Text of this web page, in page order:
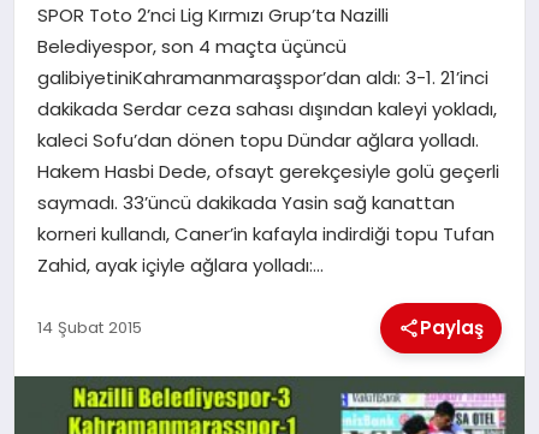
SAĞLIK
GENEL
SPOR
İLÇE HABERLERI
DÜNYA
İLETIŞIM
YAZARLAR
SPOR Toto 2’nci Lig Kırmızı Grup’ta Nazilli
Belediyespor, son 4 maçta üçüncü
galibiyetiniKahramanmaraşspor’dan aldı: 3-1. 21’inci
dakikada Serdar ceza sahası dışından kaleyi yokladı,
kaleci Sofu’dan dönen topu Dündar ağlara yolladı.
Hakem Hasbi Dede, ofsayt gerekçesiyle golü geçerli
saymadı. 33’üncü dakikada Yasin sağ kanattan
korneri kullandı, Caner’in kafayla indirdiği topu Tufan
Zahid, ayak içiyle ağlara yolladı:…
14 Şubat 2015 Paylaş